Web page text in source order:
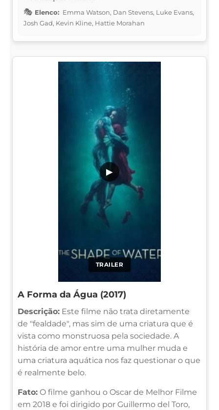
Elenco: Emma Watson, Dan Stevens, Luke Evans,
Josh Gad, Kevin Kline, Hattie Morahan
TRAILER
▶
A Forma da Água (2017)
Descrição: Este filme não trata diretamente
de "fealdade", mas sim de uma criatura que é
vista como monstruosa pela sociedade. A
história de amor entre uma mulher muda e
uma criatura aquática nos faz questionar o que
é realmente belo.
Fato: O filme ganhou o Oscar de Melhor Filme
em 2018 e foi dirigido por Guillermo del Toro,